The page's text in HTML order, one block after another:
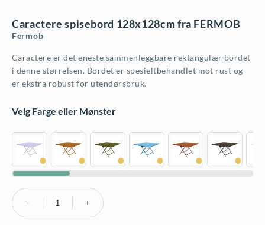
Caractere spisebord 128x128cm fra FERMOB
Fermob
Caractere er det eneste sammenleggbare rektangulær bordet
i denne størrelsen. Bordet er spesieltbehandlet mot rust og
er ekstra robust for utendørsbruk.
Velg Farge eller Mønster
Caractere